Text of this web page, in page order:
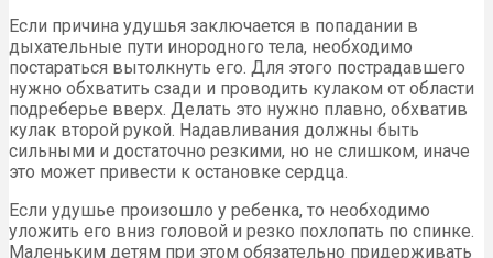
Если причина удушья заключается в попадании в
дыхательные пути инородного тела, необходимо
постараться вытолкнуть его. Для этого пострадавшего
нужно обхватить сзади и проводить кулаком от области
подреберье вверх. Делать это нужно плавно, обхватив
кулак второй рукой. Надавливания должны быть
сильными и достаточно резкими, но не слишком, иначе
это может привести к остановке сердца.
Если удушье произошло у ребенка, то необходимо
уложить его вниз головой и резко похлопать по спинке.
Маленьким детям при этом обязательно придерживать